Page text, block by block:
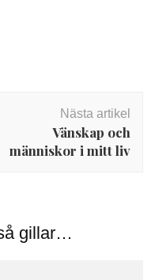
Nästa artikel
Vänskap och
människor i mitt liv
gillar…